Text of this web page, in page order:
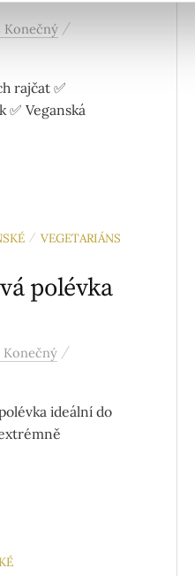
Konečný /
rajčat ✅
✅ Veganská
/ VEGETARIÁNS
polévka
Konečný /
ideální do